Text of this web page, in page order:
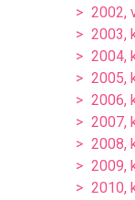
2002,
2003,
2004,
2005,
2006,
2007,
2008,
2009,
2010,